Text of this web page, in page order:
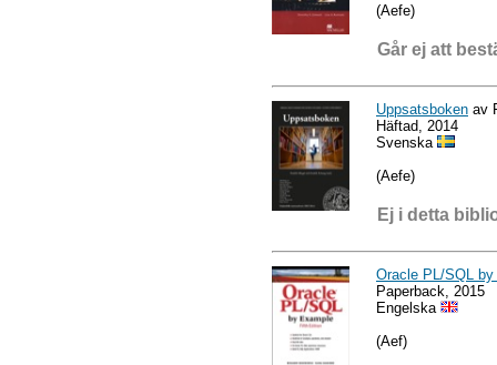
(Aefe)
Går ej att
Uppsatsboken av
Häftad, 2014
Svenska
(Aefe)
Ej i detta
Oracle PL/SQL
Paperback, 2015
Engelska
(Aef)